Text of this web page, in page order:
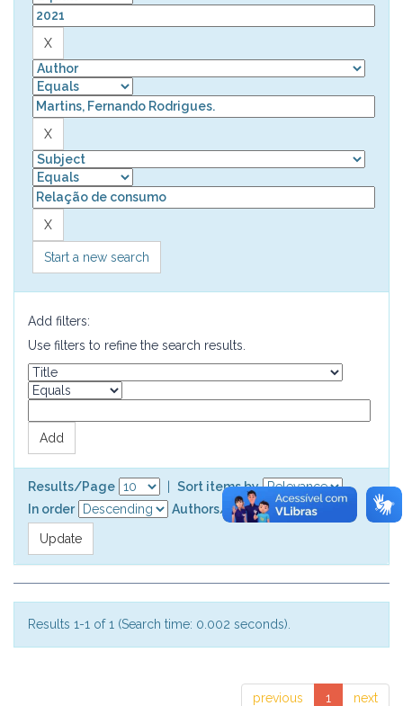
Start a new search
Add filters:
Use filters to refine the search results.
Results/Page
Sort items by
In order
Authors/record
Results 1-1 of 1 (Search time: 0.002 seconds).
previous 1 next